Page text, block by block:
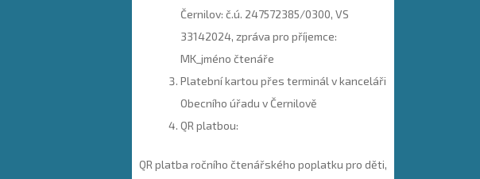
Černilov: č.ú. 247572385/0300, VS
33142024, zpráva pro příjemce:
MK_jméno čtenáře
Platební kartou přes terminál v kanceláři
Obecního úřadu v Černilově
QR platbou:
QR platba ročního čtenářského poplatku pro děti,